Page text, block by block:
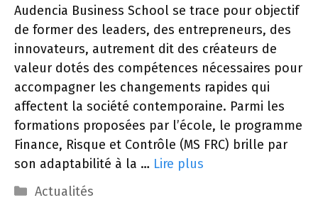
Audencia Business School se trace pour objectif
de former des leaders, des entrepreneurs, des
innovateurs, autrement dit des créateurs de
valeur dotés des compétences nécessaires pour
accompagner les changements rapides qui
affectent la société contemporaine. Parmi les
formations proposées par l’école, le programme
Finance, Risque et Contrôle (MS FRC) brille par
son adaptabilité à la … Lire plus
Catégories
Actualités